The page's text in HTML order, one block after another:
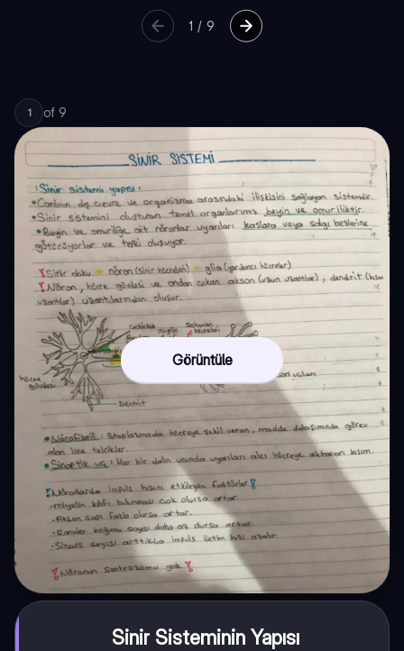
1 /9
1 of 9
Görüntüle
Sinir Sisteminin Yapısı